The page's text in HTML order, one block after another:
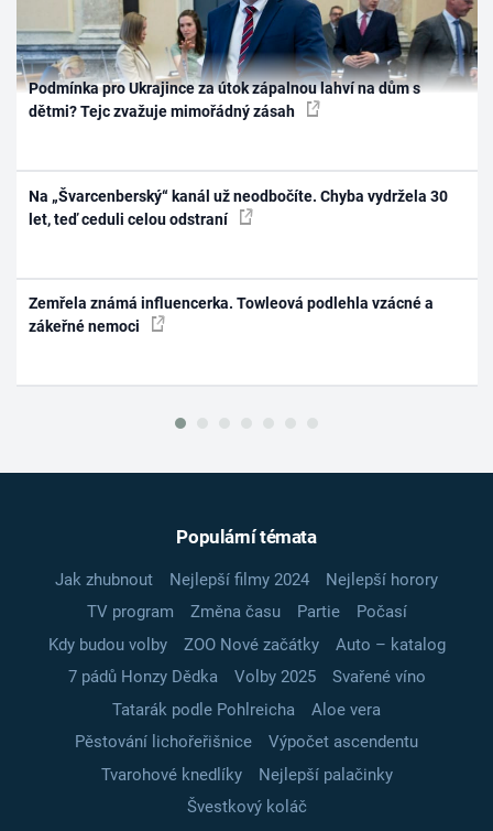
Podmínka pro Ukrajince za útok zápalnou lahví na dům s
dětmi? Tejc zvažuje mimořádný zásah
Na „Švarcenberský“ kanál už neodbočíte. Chyba vydržela 30
let, teď ceduli celou odstraní
Zemřela známá influencerka. Towleová podlehla vzácné a
zákeřné nemoci
Populární témata
Jak zhubnout Nejlepší filmy 2024
Nejlepší horory
TV program
Změna času Partie
Počasí
Kdy budou volby
ZOO Nové začátky
Auto – katalog
7 pádů Honzy Dědka
Volby 2025
Svařené víno
Tatarák podle Pohlreicha
Aloe vera
Pěstování lichořeřišnice
Výpočet ascendentu
Tvarohové knedlíky
Nejlepší palačinky
Švestkový koláč